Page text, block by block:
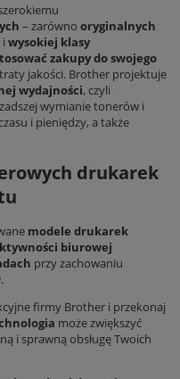
– zarówno oryginalnych
i wysokiej klasy
zakupy do swojego
jakości. Brother projektuje
wydajności, czyli
wymianie tonerów i
i pieniędzy, a także
drukarek
modele drukarek
biurowej
przy zachowaniu
firmy Brother i przekonaj
może zwiększyć
i sprawną obsługę Twoich